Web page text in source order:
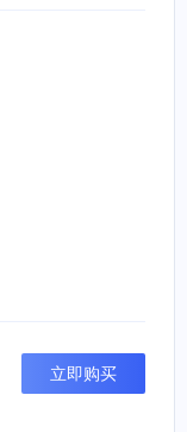
立即购买